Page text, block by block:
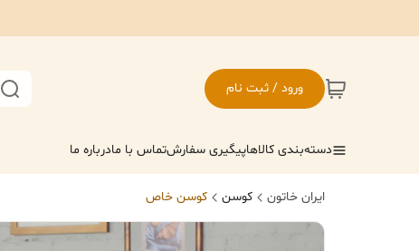
ورود / ثبت نام
دسته‌بندی کالاهاپیگیری سفارشتماس با مادرباره ما
ایران خاتون کوسن کوسن خاص